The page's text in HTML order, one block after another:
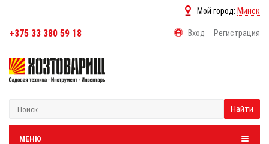
Мой город: Минск
+375 33 380 59 18 Вход Регистрация
Найти
МЕНЮ